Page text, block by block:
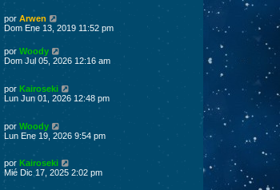
por Arwen
Dom Ene 13, 2019 11:52 pm
por Woody
Dom Jul 05, 2026 12:16 am
por Kairoseki
Lun Jun 01, 2026 12:48 pm
por Woody
Lun Ene 19, 2026 9:54 pm
por Kairoseki
Mié Dic 17, 2025 2:02 pm